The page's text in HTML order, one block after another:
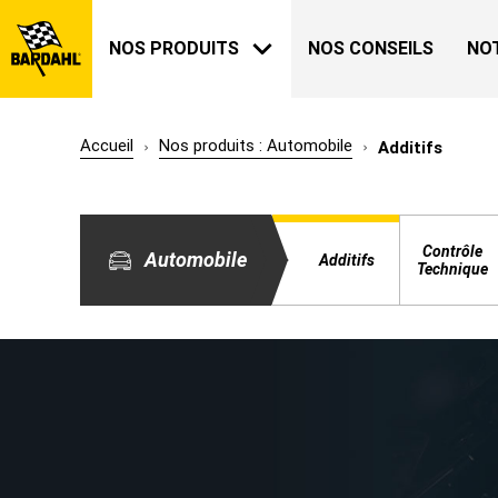
NOS PRODUITS NOS CONSEILS
BARDAHL
NOTRE HISTOIRE
Accueil Nos produits : Automobile Additifs
Automobile Additifs
Contrôle
Technique